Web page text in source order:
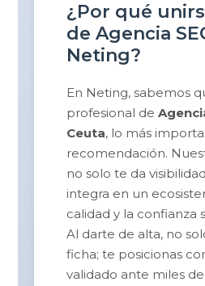
¿Por qué
de Agencia
Neting?
En Neting, sabemos
profesional de
Ceuta, lo más
recomendación.
no solo te da
integra en un
calidad y la confianza
Al darte de alta, no
ficha; te posicionas
validado ante miles